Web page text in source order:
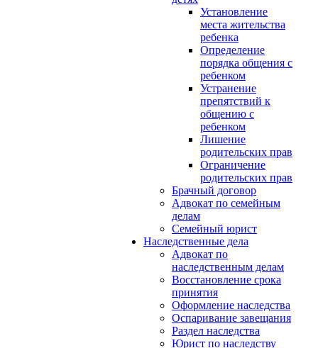
Установление
места жительства
ребенка
Определение
порядка общения с
ребенком
Устранение
препятствий к
общению с
ребенком
Лишение
родительских прав
Ограничение
родительских прав
Брачный договор
Адвокат по семейным
делам
Семейный юрист
Наследственные дела
Адвокат по
наследственным делам
Восстановление срока
принятия
Оформление наследства
Оспаривание завещания
Раздел наследства
Юрист по наследству